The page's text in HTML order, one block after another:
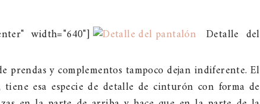
width="640"]
Detalle del
y complementos tampoco dejan indiferente. El
esa especie de detalle de cinturón con forma de